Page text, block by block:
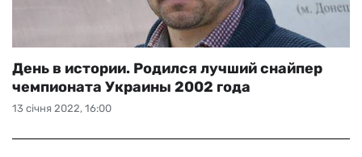
13 січня 2022, 16:00
День в истории. Родился лучший снайпер
чемпионата Украины 2002 года